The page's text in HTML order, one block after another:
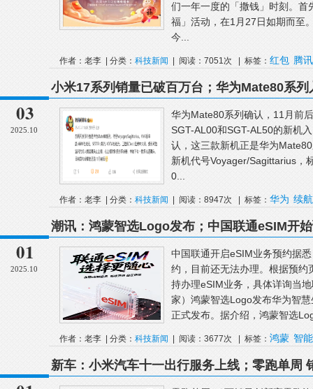
们一年一度的「撒钱」时刻。
福」活动，在1月27日如期而至
今...
作者：老李 | 分类： 科技新闻 | 阅读：7051次 | 标签： 红包 腾讯
03
2025.10
小米17系列销量已破百万台；华为Mate80系
市；2025年全国观影人次破10亿
华为Mate80系列确认，11月前
SGT-AL00和SGT-AL50的新机
认，这三款新机正是华为
新机代号Voyager/Sagittarius，
0...
作者：老李 | 分类： 科技新闻 | 阅读：8947次 | 标签： 华为 续航
01
2025.10
潮讯：鸿蒙智选Logo发布；中国联通eSIM开
全事故；苹果发布iOS 26.0.1正式版更新
中国联通开启eSIM业务预约据
约，目前还无法办理。根据预
持办理eSIM业务，具体详询当
家）鸿蒙智选Logo发布华为智
正式发布。据介绍，鸿蒙智选
作者：老李 | 分类： 科技新闻 | 阅读：3677次 | 标签： 鸿蒙 智能
新车：小米汽车十一出行服务上线；零跑单周
15000台；一汽大众抽新车免费开一年